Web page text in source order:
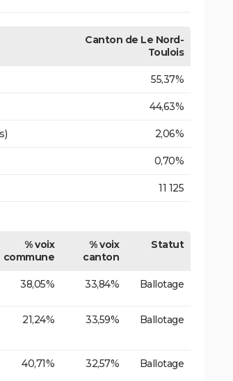
Canton de Le Nord-
Toulois
55,37%
44,63%
2,06%
0,70%
11 125
% voix
commune
% voix
canton
Statut
38,05% 33,84% Ballotage
21,24% 33,59% Ballotage
40,71% 32,57% Ballotage